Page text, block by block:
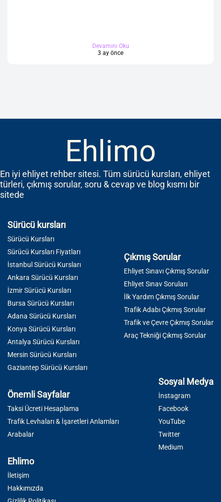
Devamını Oku
3 ay önce
Ehlimo
En iyi ehliyet rehber sitesi. Tüm sürücü kursları, ehliyet
türleri, çıkmış sorular, soru & cevap ve blog kısmı bir
sitede
Sürücü kursları
Sürücü Kursları
Sürücü Kursları Fiyatları
İstanbul Sürücü Kursları
Ankara Sürücü Kursları
İzmir Sürücü Kursları
Bursa Sürücü Kursları
Adana Sürücü Kursları
Konya Sürücü Kursları
Antalya Sürücü Kursları
Mersin Sürücü Kursları
Gaziantep Sürücü Kursları
Çıkmış Sorular
Ehliyet Sınavı Çıkmış Sorular
Ehliyet Sınav Soruları
İlk Yardım Çıkmış Sorular
Trafik Adabı Çıkmış Sorular
Trafik ve Çevre Çıkmış Sorular
Araç Tekniği Çıkmış Sorular
Önemli Sayfalar
Taksi Ücreti Hesaplama
Trafik Levhaları & İşaretleri Anlamları
Arabalar
Sosyal Medya
İnstagram
Facebook
YouTube
Twitter
Medium
Ehlimo
İletişim
Hakkımızda